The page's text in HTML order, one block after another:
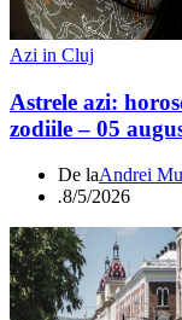
Azi in Cluj
Astrele azi:
zodiile – 05
De laAndrei
.8/5/2026